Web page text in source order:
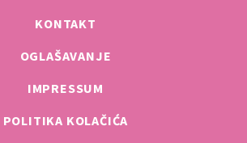
KONTAKT
OGLAŠAVANJE
IMPRESSUM
POLITIKA KOLAČIĆA